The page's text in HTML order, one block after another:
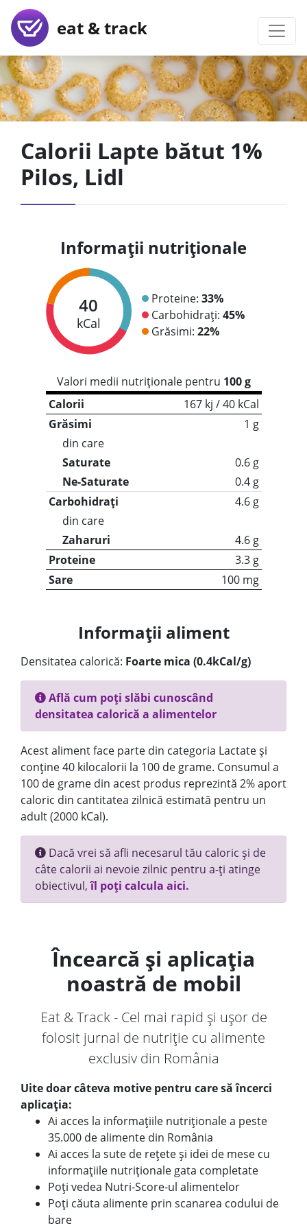
eat & track
Calorii Lapte bătut 1%
Pilos, Lidl
Informații nutriționale
40
kCal
Proteine: 33%
Carbohidrați: 45%
Grăsimi: 22%
Valori medii nutriționale pentru 100 g
Calorii
167 kj / 40 kCal
Grăsimi
1 g
din care
Saturate
0.6 g
Ne-Saturate
0.4 g
Carbohidrați
4.6 g
din care
Zaharuri
4.6 g
Proteine
3.3 g
Sare
100 mg
Informații aliment
Densitatea calorică: Foarte mica (0.4kCal/g)
Află cum poți slăbi cunoscând
densitatea calorică a alimentelor
Acest aliment face parte din categoria Lactate și
conține 40 kilocalorii la 100 de grame. Consumul a
100 de grame din acest produs reprezintă 2% aport
caloric din cantitatea zilnică estimată pentru un
adult (2000 kCal).
Dacă vrei să afli necesarul tău caloric și de
câte calorii ai nevoie zilnic pentru a-ți atinge
obiectivul,îl poți calcula aici.
Încearcă și aplicația
noastră de mobil
Eat & Track - Cel mai rapid și ușor de
folosit jurnal de nutriție cu alimente
exclusiv din România
Uite doar câteva motive pentru care să încerci
aplicația:
Ai acces la informațiile nutriționale a peste
35.000 de alimente din România
Ai acces la sute de rețete și idei de mese cu
informațiile nutriționale gata completate
Poți vedea Nutri-Score-ul alimentelor
Poți căuta alimente prin scanarea codului de
bare